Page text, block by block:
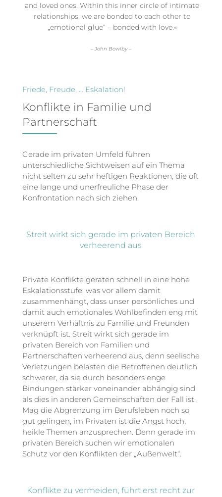
and loved ones. Within this inner circle of intimate
relationships, we are bonded to each other to
„emotional glue“ – bonded with love.«
– John Bowlby –
Friede, Freude, … Eskalation!
Konflikte in Familie und
Partnerschaft
Gerade im privaten Umfeld führen
unterschiedliche Sichtweisen auf ein Thema
nicht selten zu sehr heftigen Reaktionen, die oft
eine lange und unerfreuliche Phase der
Konfrontation nach sich ziehen.
Streit wirkt sich gerade im privaten Bereich
verheerend aus
Private Konflikte geraten schnell in eine hohe
Eskalationsstufe, was vor allem damit
zusammenhängt, dass unser persönliches und
damit auch emotionales Wohlbefinden eng mit
unserem Verhältnis zu Familie und Freunden
verknüpft ist. Streit wirkt sich gerade im
privaten Bereich von Familien und
Partnerschaften verheerend aus, denn seelische
Verletzungen belasten die Betroffenen deutlich
schwerer, da sie durch besonders enge
Bindungen stärker voneinander abhängig sind
als dies in anderen Gemeinschaften der Fall ist.
Mag die Abgrenzung im Berufsleben noch so
gut gelingen, im Privaten ist die Angst hoch,
heikle Themen anzusprechen. Denn gerade im
privaten Bereich suchen wir emotionalen
Schutz vor den Konflikten der „Außenwelt“.
Konflikte zu vermeiden, führt erst recht zur